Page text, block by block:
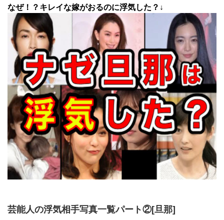
なぜ！？キレイな嫁がおるのに浮気した？↓
芸能人の浮気相手写真一覧パート②[旦那]